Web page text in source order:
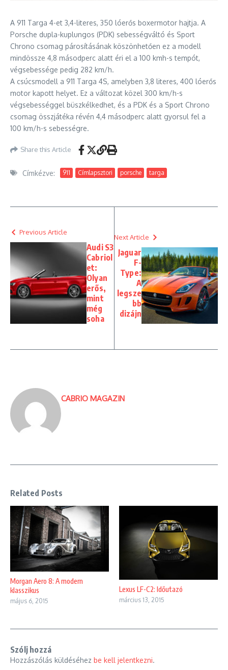
A 911 Targa 4-et 3,4-literes, 350 lóerős boxermotor hajtja. A
Porsche dupla-kuplungos (PDK) sebességváltó és Sport
Chrono csomag párosításának köszönhetően ez a modell
mindössze 4,8 másodperc alatt éri el a 100 kmh-s tempót,
végsebessége pedig 282 km/h.
A csúcsmodell a 911 Targa 4S, amelyben 3,8 literes, 400 lóerős
motor kapott helyet. Ez a változat közel 300 km/h-s
végsebességgel büszkélkedhet, és a PDK és a Sport Chrono
csomag összjátéka révén 4,4 másodperc alatt gyorsul fel a
100 km/h-s sebességre.
Share this Article
Címkézve: 911 Címlapsztori porsche targa
Previous Article
Audi S3
Cabriol
et:
Olyan
erős,
mint
még
soha
Next Article
Jaguar
F-
Type:
A
legsze
bb
dizájn
CABRIO MAGAZIN
Related Posts
Morgan Aero 8: A modern
klasszikus
május 6, 2015
Lexus LF-C2: Időutazó
március 13, 2015
Szólj hozzá
Hozzászólás küldéséhez be kell jelentkezni.